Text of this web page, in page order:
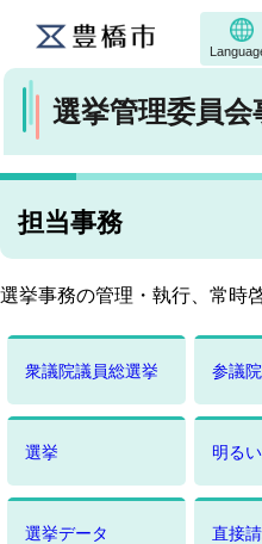
選挙管理委員会
担当事務
選挙事務の管理・執行、常時
衆議院議員総選挙 参議
選挙 明る
選挙データ
直接